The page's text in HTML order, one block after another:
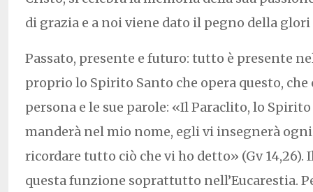
di grazia e a noi viene dato il pegno della
Passato, presente e futuro: tutto è presente
proprio lo Spirito Santo che opera questo, che
persona e le sue parole: «Il Paraclito, lo
manderà nel mio nome, egli vi insegnerà ogni
ricordare tutto ciò che vi ho detto» (Gv 14,26).
questa funzione soprattutto nell’Eucarestia.